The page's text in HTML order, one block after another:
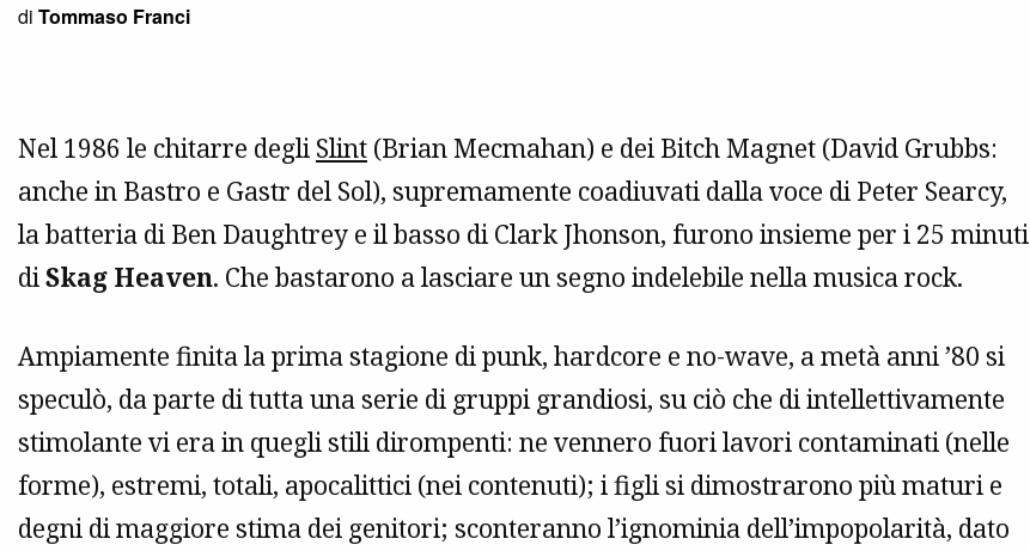
di Tommaso Franci
Nel 1986 le chitarre degli Slint (Brian Mecmahan) e dei Bitch Magnet (David Grubbs:
anche in Bastro e Gastr del Sol), supremamente coadiuvati dalla voce di Peter Searcy,
la batteria di Ben Daughtrey e il basso di Clark Jhonson, furono insieme per i 25 minuti
diSkag Heaven. Che bastarono a lasciare un segno indelebile nella musica rock.
Ampiamente finita la prima stagione di punk, hardcore e no-wave, a metà anni ’80 si
speculò, da parte di tutta una serie di gruppi grandiosi, su ciò che di intellettivamente
stimolante vi era in quegli stili dirompenti: ne vennero fuori lavori contaminati (nelle
forme), estremi, totali, apocalittici (nei contenuti); i figli si dimostrarono più maturi e
degni di maggiore stima dei genitori; sconteranno l’ignominia dell’impopolarità, dato